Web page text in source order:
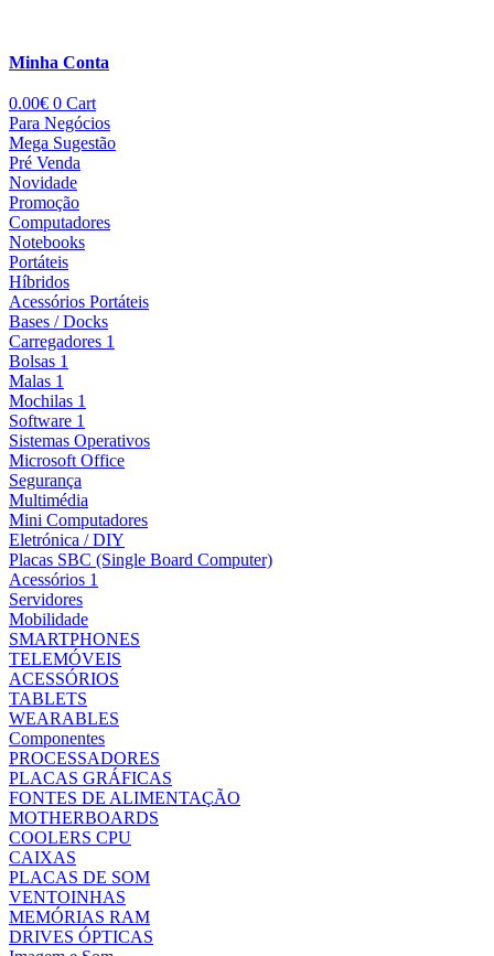
Minha Conta
0.00€ 0 Cart
Para Negócios
Mega Sugestão
Pré Venda
Novidade
Promoção
Computadores
Notebooks
Portáteis
Híbridos
Acessórios Portáteis
Bases / Docks
Carregadores 1
Bolsas 1
Malas 1
Mochilas 1
Software 1
Sistemas Operativos
Microsoft Office
Segurança
Multimédia
Mini Computadores
Eletrónica / DIY
Placas SBC (Single Board Computer)
Acessórios 1
Servidores
Mobilidade
SMARTPHONES
TELEMÓVEIS
ACESSÓRIOS
TABLETS
WEARABLES
Componentes
PROCESSADORES
PLACAS GRÁFICAS
FONTES DE ALIMENTAÇÃO
MOTHERBOARDS
COOLERS CPU
CAIXAS
PLACAS DE SOM
VENTOINHAS
MEMÓRIAS RAM
DRIVES ÓPTICAS